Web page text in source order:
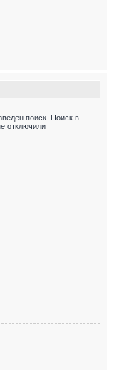
поиск. Поиск в
отключили